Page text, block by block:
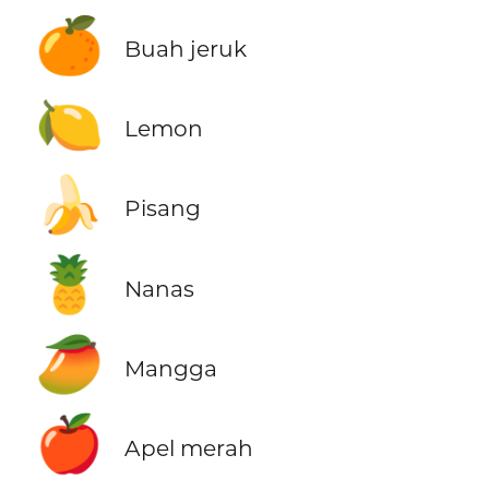
🍊 Buah jeruk
🍋 Lemon
🍌 Pisang
🍍 Nanas
🥭 Mangga
🍎 Apel merah